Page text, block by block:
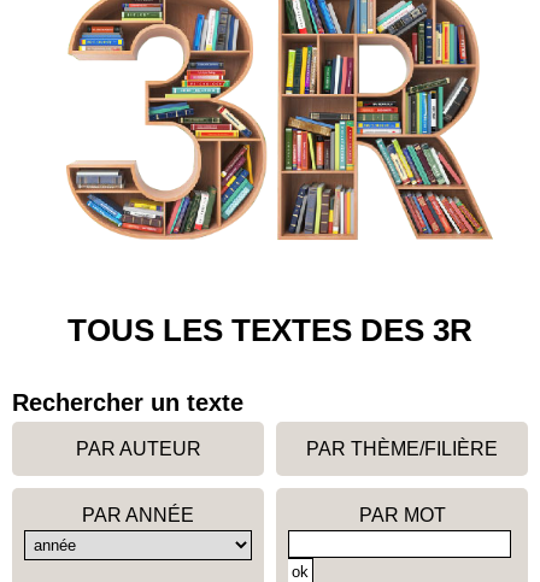
TOUS LES TEXTES DES 3R
Rechercher un texte
PAR AUTEUR PAR THÈME/FILIÈRE
PAR ANNÉE PAR MOT